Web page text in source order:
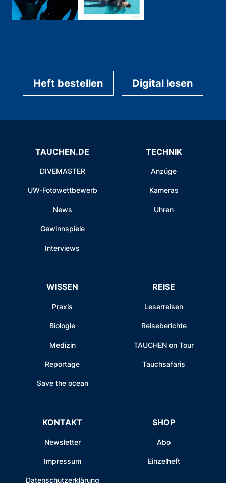
Heft bestellen Digital lesen
TAUCHEN.DE
DIVEMASTER
UW-Fotowettbewerb
News
Gewinnspiele
Interviews
TECHNIK
Anzüge
Kameras
Uhren
WISSEN
Praxis
Biologie
Medizin
Reportage
Save the ocean
REISE
Leserreisen
Reiseberichte
TAUCHEN on Tour
Tauchsafaris
KONTAKT
Newsletter
Impressum
Datenschutzerklärung
SHOP
Abo
Einzelheft